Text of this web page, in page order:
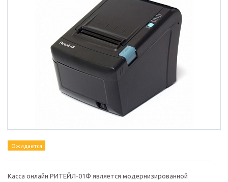
Ожидается
Касса онлайн РИТЕЙЛ-01Ф является модернизированной